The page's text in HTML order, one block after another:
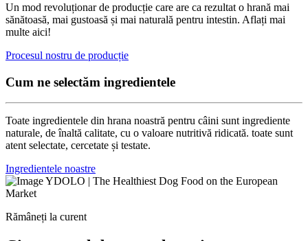
Un mod revoluționar de producție care are ca rezultat o hrană mai
sănătoasă, mai gustoasă și mai naturală pentru intestin. Aflați mai
multe aici!
Procesul nostru de producție
Cum ne selectăm ingredientele
Toate ingredientele din hrana noastră pentru câini sunt ingrediente
naturale, de înaltă calitate, cu o valoare nutritivă ridicată. toate sunt
atent selectate, cercetate și testate.
Ingredientele noastre
Rămâneți la curent